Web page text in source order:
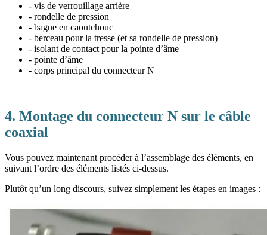
- vis de verrouillage arrière
- rondelle de pression
- bague en caoutchouc
- berceau pour la tresse (et sa rondelle de pression)
- isolant de contact pour la pointe d’âme
- pointe d’âme
- corps principal du connecteur N
4. Montage du connecteur N sur le câble
coaxial
Vous pouvez maintenant procéder à l’assemblage des éléments, en
suivant l’ordre des éléments listés ci-dessus.
Plutôt qu’un long discours, suivez simplement les étapes en images :